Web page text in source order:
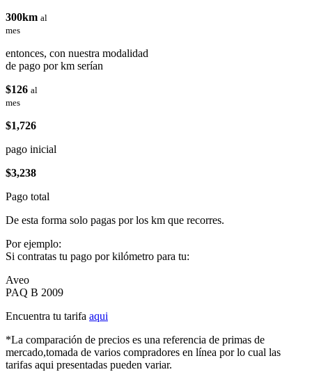
300km al
mes
entonces, con nuestra modalidad
de pago por km serían
$126 al
mes
$1,726
pago inicial
$3,238
Pago total
De esta forma solo pagas por los km que recorres.
Por ejemplo:
Si contratas tu pago por kilómetro para tu:
Aveo
PAQ B 2009
Encuentra tu tarifa aqui
*La comparación de precios es una referencia de primas de
mercado,tomada de varios compradores en línea por lo cual las
tarifas aqui presentadas pueden variar.